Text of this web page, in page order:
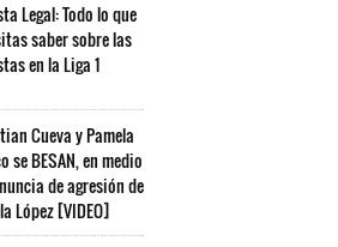
Legal: Todo lo que
saber sobre las
en la Liga 1
Cueva y Pamela
se BESAN, en medio
de agresión de
López [VIDEO]